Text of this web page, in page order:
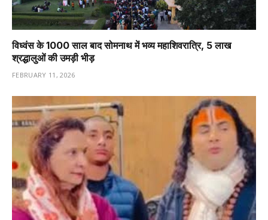
विध्वंस के 1000 साल बाद सोमनाथ में भव्य महाशिवरात्रि, 5 लाख
श्रद्धालुओं की उमड़ी भीड़
FEBRUARY 11, 2026